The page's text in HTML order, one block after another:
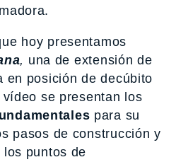
hoy presentamos
, una de extensión de
en posición de decúbito
se presentan los
para su
pasos de construcción y
puntos de